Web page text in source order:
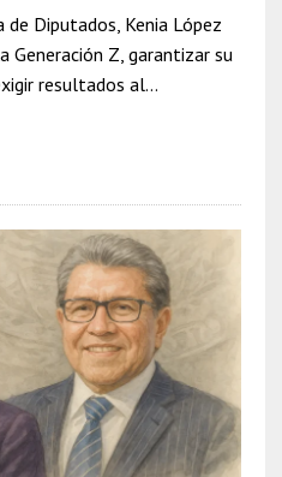
de Diputados, Kenia López
Generación Z, garantizar su
resultados al…